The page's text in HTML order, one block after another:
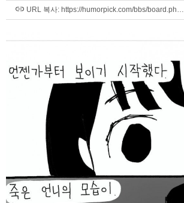
URL 복사: https://humorpick.com/bbs/board.ph…